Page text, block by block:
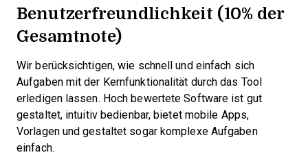
Benutzerfreundlichkeit (10% der
Gesamtnote)
Wir berücksichtigen, wie schnell und einfach sich
Aufgaben mit der Kernfunktionalität durch das Tool
erledigen lassen. Hoch bewertete Software ist gut
gestaltet, intuitiv bedienbar, bietet mobile Apps,
Vorlagen und gestaltet sogar komplexe Aufgaben
einfach.